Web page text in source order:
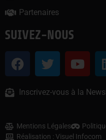
Partenaires
SUIVEZ-NOUS
Inscrivez-vous à la
Mentions Légales
Réalisation : Visuel Infocom